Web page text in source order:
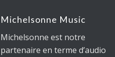
Michelsonne Music
Michelsonne est notre
partenaire en terme d’audio